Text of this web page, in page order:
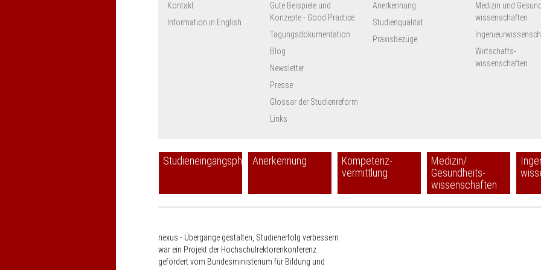
Kontakt
Information in English
Gute Beispiele und
Konzepte - Good Practice
Tagungsdokumentation
Blog
Newsletter
Presse
Glossar der Studienreform
Links
Anerkennung
Studienqualität
Praxisbezüge
Medizin und
wissenschaften
Wirtschafts-
wissenschaften
StudieneingangsphaseAnerkennung
Kompetenz-
vermittlung
Medizin/
Gesundheits-
wissenschaften
nexus - Übergänge gestalten, Studienerfolg verbessern
war ein Projekt der Hochschulrektorenkonferenz
gefördert vom Bundesministerium für Bildung und